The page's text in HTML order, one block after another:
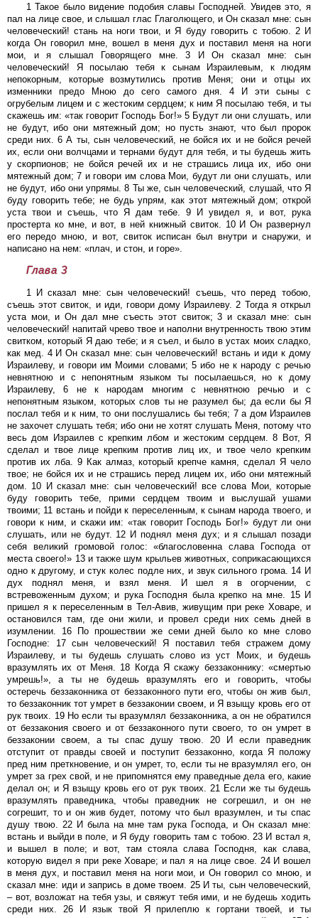
1 Такое было видение подобия славы Господней. Увидев это, я
пал на лице свое, и слышал глас Глаголющего, и Он сказал мне: сын
человеческий! стань на ноги твои, и Я буду говорить с тобою. 2 И
когда Он говорил мне, вошел в меня дух и поставил меня на ноги
мои, и я слышал Говорящего мне. 3 И Он сказал мне: сын
человеческий! Я посылаю тебя к сынам Израилевым, к людям
непокорным, которые возмутились против Меня; они и отцы их
изменники предо Мною до сего самого дня. 4 И эти сыны с
огрубелым лицем и с жестоким сердцем; к ним Я посылаю тебя, и ты
скажешь им: «так говорит Господь Бог!» 5 Будут ли они слушать, или
не будут, ибо они мятежный дом; но пусть знают, что был пророк
среди них. 6 А ты, сын человеческий, не бойся их и не бойся речей
их, если они волчцами и тернами будут для тебя, и ты будешь жить
у скорпионов; не бойся речей их и не страшись лица их, ибо они
мятежный дом; 7 и говори им слова Мои, будут ли они слушать, или
не будут, ибо они упрямы. 8 Ты же, сын человеческий, слушай, что Я
буду говорить тебе; не будь упрям, как этот мятежный дом; открой
уста твои и съешь, что Я дам тебе. 9 И увидел я, и вот, рука
простерта ко мне, и вот, в ней книжный свиток. 10 И Он развернул
его передо мною, и вот, свиток исписан был внутри и снаружи, и
написано на нем: «плач, и стон, и горе».
Глава 3
1 И сказал мне: сын человеческий! съешь, что перед тобою,
съешь этот свиток, и иди, говори дому Израилеву. 2 Тогда я открыл
уста мои, и Он дал мне съесть этот свиток; 3 и сказал мне: сын
человеческий! напитай чрево твое и наполни внутренность твою этим
свитком, который Я даю тебе; и я съел, и было в устах моих сладко,
как мед. 4 И Он сказал мне: сын человеческий! встань и иди к дому
Израилеву, и говори им Моими словами; 5 ибо не к народу с речью
невнятною и с непонятным языком ты посылаешься, но к дому
Израилеву, 6 не к народам многим с невнятною речью и с
непонятным языком, которых слов ты не разумел бы; да если бы Я
послал тебя и к ним, то они послушались бы тебя; 7 а дом Израилев
не захочет слушать тебя; ибо они не хотят слушать Меня, потому что
весь дом Израилев с крепким лбом и жестоким сердцем. 8 Вот, Я
сделал и твое лице крепким против лиц их, и твое чело крепким
против их лба. 9 Как алмаз, который крепче камня, сделал Я чело
твое; не бойся их и не страшись перед лицем их, ибо они мятежный
дом. 10 И сказал мне: сын человеческий! все слова Мои, которые
буду говорить тебе, прими сердцем твоим и выслушай ушами
твоими; 11 встань и пойди к переселенным, к сынам народа твоего, и
говори к ним, и скажи им: «так говорит Господь Бог!» будут ли они
слушать, или не будут. 12 И поднял меня дух; и я слышал позади
себя великий громовой голос: «благословенна слава Господа от
места своего!» 13 и также шум крыльев животных, соприкасающихся
одно к другому, и стук колес подле них, и звук сильного грома. 14 И
дух поднял меня, и взял меня. И шел я в огорчении, с
встревоженным духом; и рука Господня была крепко на мне. 15 И
пришел я к переселенным в Тел-Авив, живущим при реке Ховаре, и
остановился там, где они жили, и провел среди них семь дней в
изумлении. 16 По прошествии же семи дней было ко мне слово
Господне: 17 сын человеческий! Я поставил тебя стражем дому
Израилеву, и ты будешь слушать слово из уст Моих, и будешь
вразумлять их от Меня. 18 Когда Я скажу беззаконнику: «смертью
умрешь!», а ты не будешь вразумлять его и говорить, чтобы
остеречь беззаконника от беззаконного пути его, чтобы он жив был,
то беззаконник тот умрет в беззаконии своем, и Я взыщу кровь его от
рук твоих. 19 Но если ты вразумлял беззаконника, а он не обратился
от беззакония своего и от беззаконного пути своего, то он умрет в
беззаконии своем, а ты спас душу твою. 20 И если праведник
отступит от правды своей и поступит беззаконно, когда Я положу
пред ним преткновение, и он умрет, то, если ты не вразумлял его, он
умрет за грех свой, и не припомнятся ему праведные дела его, какие
делал он; и Я взыщу кровь его от рук твоих. 21 Если же ты будешь
вразумлять праведника, чтобы праведник не согрешил, и он не
согрешит, то и он жив будет, потому что был вразумлен, и ты спас
душу твою. 22 И была на мне там рука Господа, и Он сказал мне:
встань и выйди в поле, и Я буду говорить там с тобою. 23 И встал я,
и вышел в поле; и вот, там стояла слава Господня, как слава,
которую видел я при реке Ховаре; и пал я на лице свое. 24 И вошел
в меня дух, и поставил меня на ноги мои, и Он говорил со мною, и
сказал мне: иди и запрись в доме твоем. 25 И ты, сын человеческий,
– вот, возложат на тебя узы, и свяжут тебя ими, и не будешь ходить
среди них. 26 И язык твой Я прилеплю к гортани твоей, и ты